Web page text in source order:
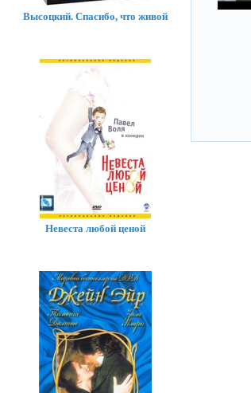
Высоцкий. Спасибо, что живой
Невеста любой ценой